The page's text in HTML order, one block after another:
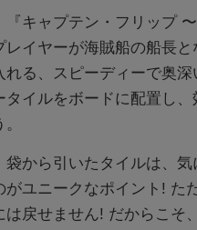
キャプテン・フリップ 〜
レイヤーが海賊船の船⻑
れる、スピーディーで奥
タイルをボードに配置し
から引いたタイルは、気
がユニークなポイント! た
は戻せません! だからこそ